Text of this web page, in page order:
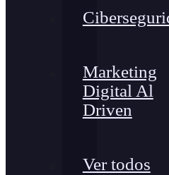
Marketing
Digital Al
Driven
Ver todos